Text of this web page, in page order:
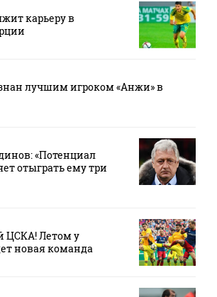
карьеру в
лучшим игроком «Анжи» в
«Потенциал
отыграть ему три
ЦСКА! Летом у
новая команда